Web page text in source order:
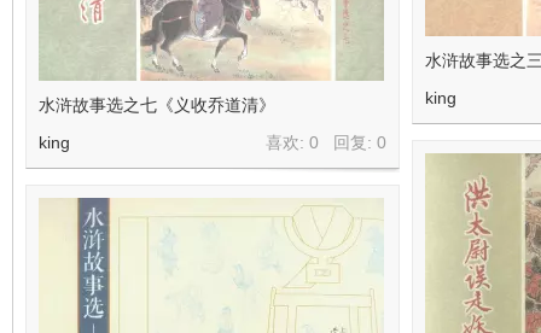
水浒故事选之
king
水浒故事选之七《义收乔道清》
喜欢: 0 回复: 0
king